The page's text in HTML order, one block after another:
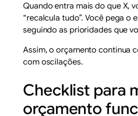
Quando entra mais do que X,
“recalcula tudo”. Você pega o
seguindo as prioridades que
Assim, o orçamento continua
com oscilações.
Checklist para
orçamento